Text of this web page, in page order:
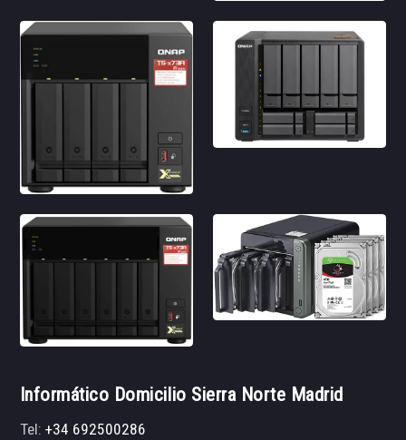
Informático Domicilio Sierra Norte Madrid
Tel:+34 692500286